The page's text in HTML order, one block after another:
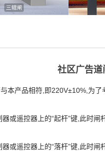
社区广告道
本产品相符,即220V±10%,为
或遥控器上的“起杆”键,此时闸
或遥控器上的“落杆”键,此时闸